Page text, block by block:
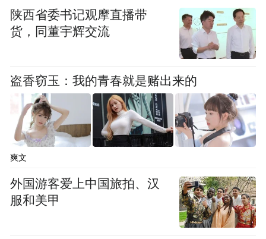
该人行天桥建成后，将有效解决十字街南北
向人流过街难题，强化绳金塔历史文化街区
与王府井购物中心的连通性，提升洪城路交
通通行效率，进一步完善城市慢行交通系
统，为市民出行和商业发展带来便利。
陕西省委书记观摩直播带
货，同董宇辉交流
盗香窃玉：我的青春就是赌出来的
爽文
外国游客爱上中国旅拍、汉
服和美甲